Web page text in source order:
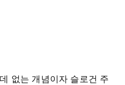
없는 개념이자 슬로건 주